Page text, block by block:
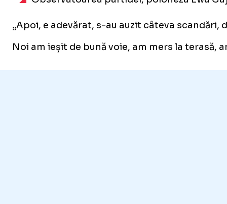
„Apoi, e adevărat, s-au auzit câteva
Noi am ieșit de bună voie, am mers la terasă,